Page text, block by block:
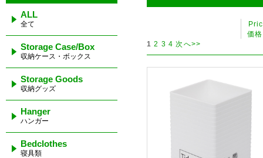
ALL
全て
Storage Case/Box
収納ケース・ボックス
Storage Goods
収納グッズ
Hanger
ハンガー
Bedclothes
寝具類
価
1 2 3 4 次へ>>